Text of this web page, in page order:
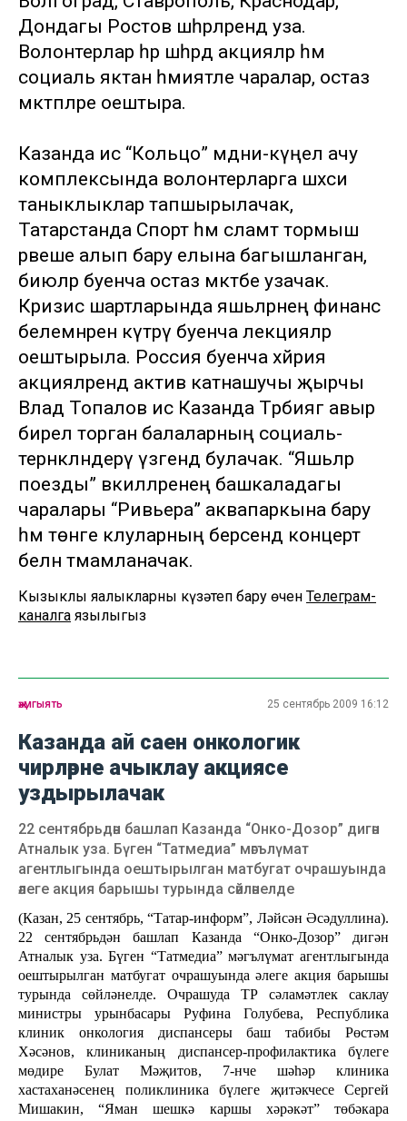
Дондагы Ростов шәһәрләрендә уза.
Волонтерлар һәр шәһәрдә акцияләр һәм
социаль яктан әһәмиятле чаралар, остаз
мәктәпләре оештыра.
Казанда исә “Кольцо” мәдәни-күңел ачу
комплексында волонтерларга шәхси
таныклыклар тапшырылачак,
Татарстанда Спорт һәм сәламәт тормыш
рәвеше алып бару елына багышланган,
биюләр буенча остаз мәктәбе узачак.
Кризис шартларында яшьләрнең финанс
белемнәрен күтәрү буенча лекцияләр
оештырыла. Россия буенча хәйрия
акцияләрендә актив катнашучы җырчы
Влад Топалов исә Казанда Тәрбиягә авыр
бирелә торган балаларның социаль-
тернәкләндерү үзәгендә булачак. “Яшьләр
поезды” вәкилләренең башкаладагы
чаралары “Ривьера” аквапаркына бару
һәм төнге клуәларның берсендә концерт
белән тәмамланачак.
Кызыклы яңалыкларны күзәтеп бару өчен Телеграм-
каналга язылыгыз
җәмгыять 25 сентябрь 2009 16:12
Казанда ай саен онкологик
чирләрне ачыклау акциясе
уздырылачак
22 сентябрьдән башлап Казанда “Онко-Дозор” дигән
Атналык уза. Бүген “Татмедиа” мәгълүмат
агентлыгында оештырылган матбугат очрашуында
әлеге акция барышы турында сәйләнелде
(Казан, 25 сентябрь, “Татар-информ”, Ләйсән Әсәдуллина).
22 сентябрьдән башлап Казанда “Онко-Дозор” дигән
Атналык уза. Бүген “Татмедиа” мәгълүмат агентлыгында
оештырылган матбугат очрашуында әлеге акция барышы
турында сөйләнелде. Очрашуда ТР сәламәтлек саклау
министры урынбасары Руфина Голубева, Республика
клиник онкология диспансеры баш табибы Рөстәм
Хәсәнов, клиниканың диспансер-профилактика бүлеге
мөдире Булат Мәҗитов, 7-нче шәһәр клиника
хастаханәсенең поликлиника бүлеге җитәкчесе Сергей
Мишакин, “Яман шешкә каршы хәрәкәт” төбәкара